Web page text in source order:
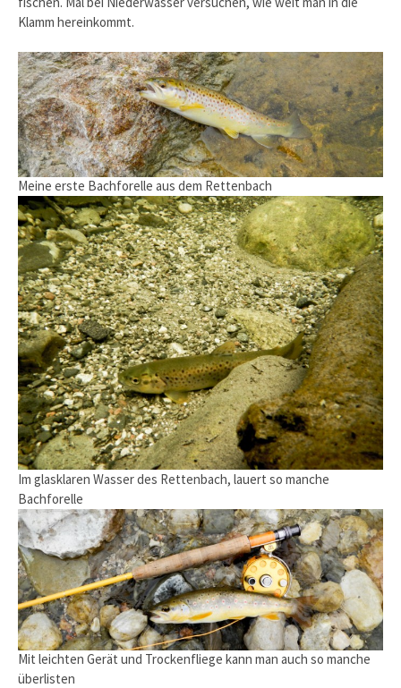
Klamm hereinkommt.
Meine erste Bachforelle aus dem Rettenbach
Im glasklaren Wasser des Rettenbach, lauert so manche
Bachforelle
Mit leichten Gerät und Trockenfliege kann man auch so manche
überlisten